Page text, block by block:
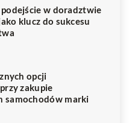
w doradztwie
klucz do sukcesu
opcji
zakupie
samochodów marki